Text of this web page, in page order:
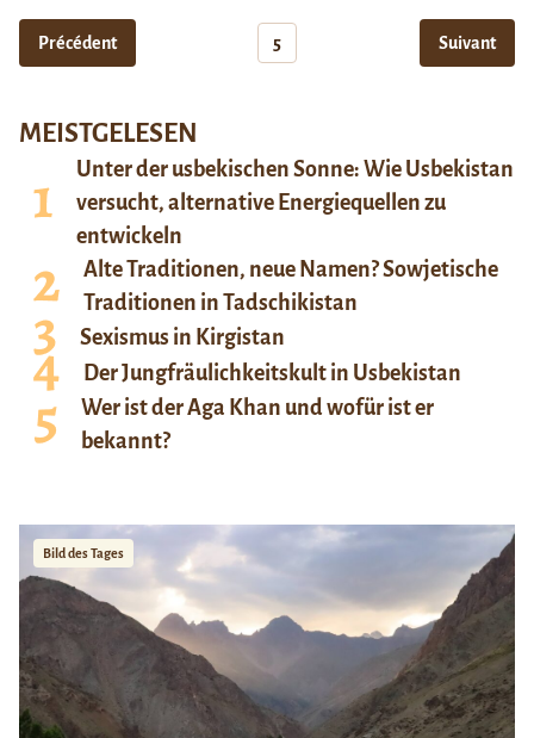
Précédent 5 Suivant
MEISTGELESEN
Unter der usbekischen Sonne: Wie Usbekistan
versucht, alternative Energiequellen zu
entwickeln
Alte Traditionen, neue Namen? Sowjetische
Traditionen in Tadschikistan
Sexismus in Kirgistan
Der Jungfräulichkeitskult in Usbekistan
Wer ist der Aga Khan und wofür ist er
bekannt?
Bild des Tages